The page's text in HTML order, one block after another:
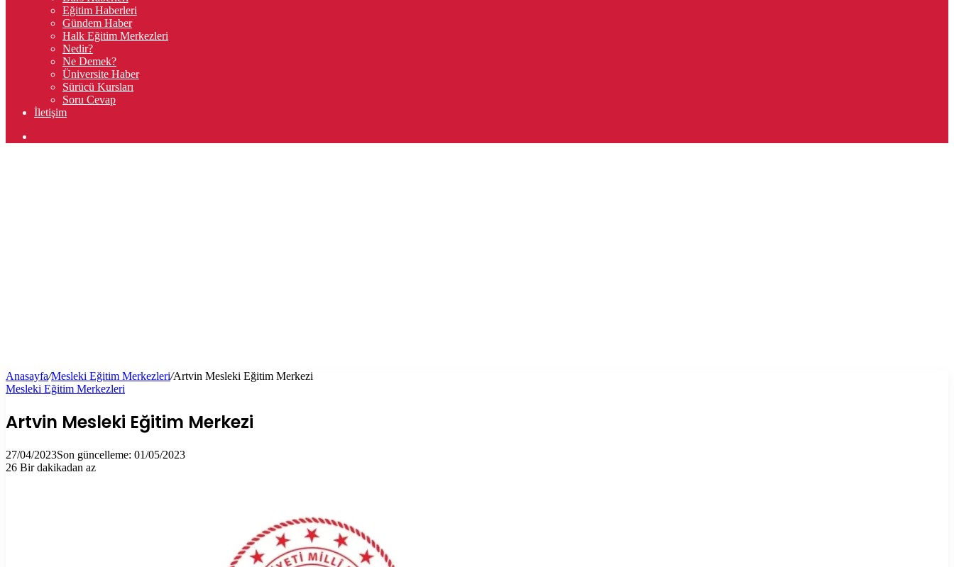
Eğitim Haberleri
Gündem Haber
Halk Eğitim Merkezleri
Nedir?
Ne Demek?
Üniversite Haber
Sürücü Kursları
Soru Cevap
İletişim
Anasayfa/Mesleki Eğitim Merkezleri/Artvin Mesleki Eğitim Merkezi
Mesleki Eğitim Merkezleri
Artvin Mesleki Eğitim Merkezi
27/04/2023Son güncelleme: 01/05/2023
26 Bir dakikadan az